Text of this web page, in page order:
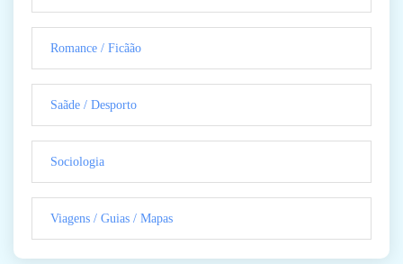
Romance / Ficãão
Saãde / Desporto
Sociologia
Viagens / Guias / Mapas